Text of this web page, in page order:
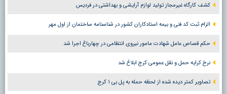
کشف کارگاه غیرمجاز تولید لوازم آرایشی و بهداشتی در فردیس
الزام ثبت کد فنی و بیمه استادکاران کشور در شناسنامه ساختمان از اول مهر
حکم قصاص عامل شهادت مامور نیروی انتظامی در چهارباغ اجرا شد
نرخ کرایه حمل و نقل عمومی کرج ابلاغ شد
تصاویر کمتر دیده شده از لحظه حمله به پل بی ۱ کرج